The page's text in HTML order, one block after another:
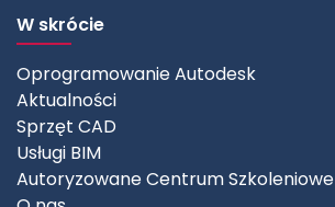
W skrócie
Oprogramowanie Autodesk
Aktualności
Sprzęt CAD
Usługi BIM
Autoryzowane Centrum Szkoleniowe